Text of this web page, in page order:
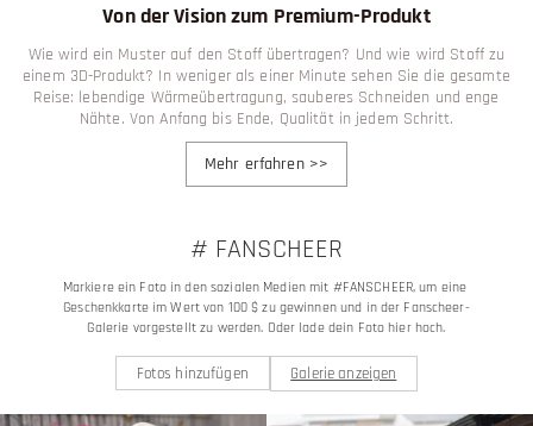
Von der Vision zum Premium-Produkt
Wie wird ein Muster auf den Stoff übertragen? Und wie wird Stoff zu
einem 3D-Produkt? In weniger als einer Minute sehen Sie die gesamte
Reise: lebendige Wärmeübertragung, sauberes Schneiden und enge
Nähte. Von Anfang bis Ende, Qualität in jedem Schritt.
Mehr erfahren>>
# FANSCHEER
Markiere ein Foto in den sozialen Medien mit #FANSCHEER, um eine
Geschenkkarte im Wert von 100 $ zu gewinnen und in der Fanscheer-
Galerie vorgestellt zu werden. Oder lade dein Foto hier hoch.
Fotos hinzufügen Galerie anzeigen